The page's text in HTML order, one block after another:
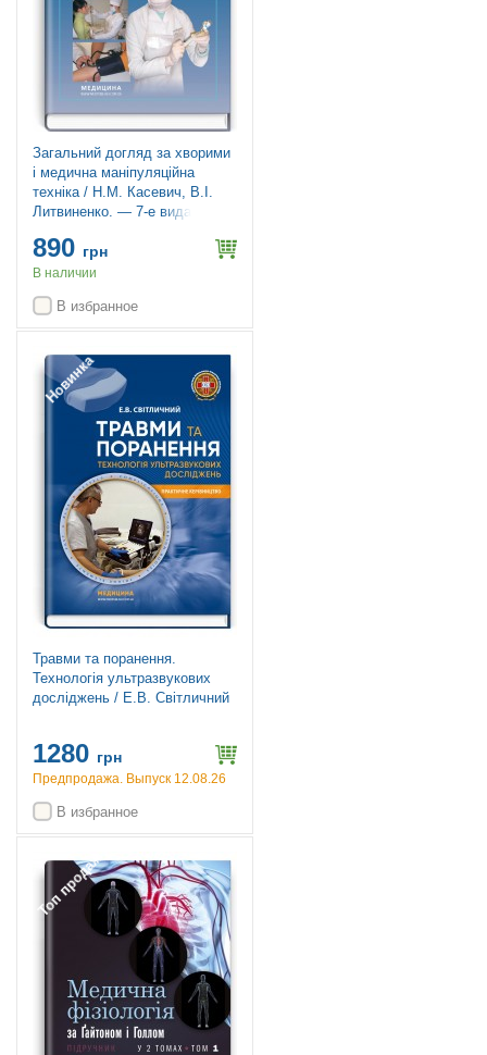
Загальний догляд за хворими
і медична маніпуляційна
техніка / Н.М. Касевич, В.І.
Литвиненко. — 7-е видання
890 грн
В наличии
В избранное
Новинка
Травми та поранення.
Технологія ультразвукових
досліджень / Е.В. Світличний
1280 грн
Предпродажа. Выпуск 12.08.26
В избранное
Топ продаж